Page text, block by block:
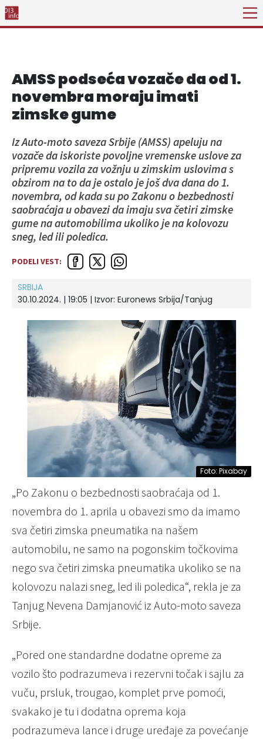
AMSS podseća vozače da od 1.
novembra moraju imati
zimske gume
Iz Auto-moto saveza Srbije (AMSS) apeluju na
vozače da iskoriste povoljne vremenske uslove za
pripremu vozila za vožnju u zimskim uslovima s
obzirom na to da je ostalo je još dva dana do 1.
novembra, od kada su po Zakonu o bezbednosti
saobraćaja u obavezi da imaju sva četiri zimske
gume na automobilima ukoliko je na kolovozu
sneg, led ili poledica.
PODELI VEST:
SRBIJA
30.10.2024. | 19:05 | Izvor: Euronews Srbija/Tanjug
Foto: Pixabay
„Po Zakonu o bezbednosti saobraćaja od 1.
novembra do 1. aprila u obavezi smo da imamo
sva četiri zimska pneumatika na našem
automobilu, ne samo na pogonskim točkovima
nego sva četiri zimska pneumatika ukoliko se na
kolovozu nalazi sneg, led ili poledica“, rekla je za
Tanjug Nevena Damjanović iz Auto-moto saveza
Srbije.
„Pored one standardne dodatne opreme za
vozilo što podrazumeva i rezervni točak i sajlu za
vuču, prsluk, trougao, komplet prve pomoći,
svakako je tu i dodatna oprema koja
podrazumeva lance i druge uređaje za povećanje